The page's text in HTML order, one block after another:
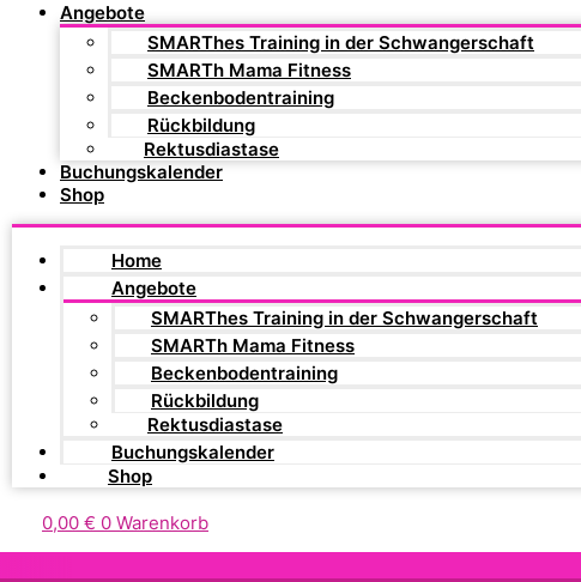
Angebote
SMARThes Training in der Schwangerschaft
SMARTh Mama Fitness
Beckenbodentraining
Rückbildung
Rektusdiastase
Buchungskalender
Shop
Home
Angebote
SMARThes Training in der Schwangerschaft
SMARTh Mama Fitness
Beckenbodentraining
Rückbildung
Rektusdiastase
Buchungskalender
Shop
0,00 € 0 Warenkorb